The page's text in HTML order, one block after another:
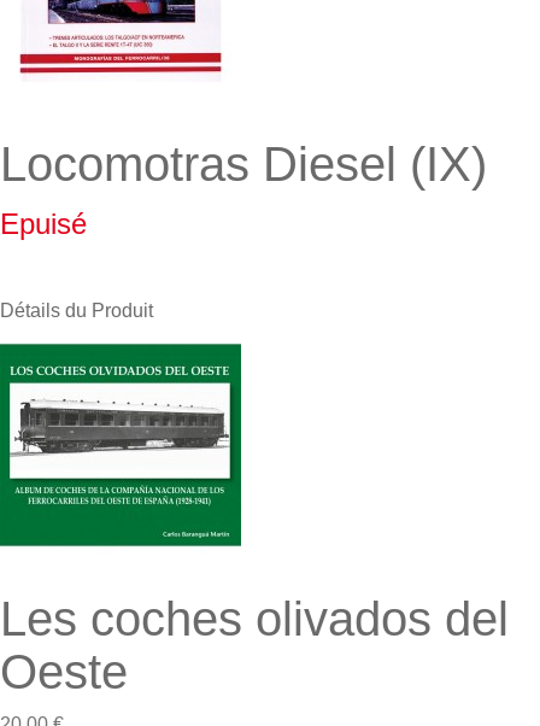
Locomotras Diesel (IX)
Epuisé
Détails du Produit
Les coches olivados del
Oeste